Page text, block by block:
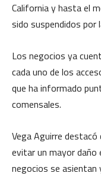
California y hasta el
sido suspendidos
Los negocios ya
cada uno de los
que ha informado
comensales.
Vega Aguirre
evitar un mayor daño
negocios se